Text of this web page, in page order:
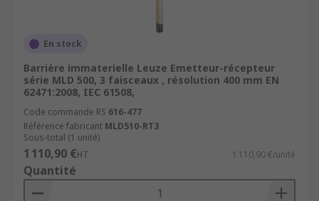
En stock
Barrière immaterielle Leuze Emetteur-récepteur
série MLD 500, 3 faisceaux , résolution 400 mm EN
62471:2008, IEC 61508,
Code commande RS 616-477
Référence fabricant MLD510-RT3
Sous-total (1 unité)
1 110,90 €HT 1 110,90 €/unité
Quantité